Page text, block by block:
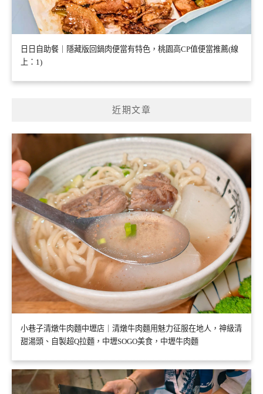
日日自助餐｜隱藏版回鍋肉便當有特色，桃園高CP值便當推薦(線
上：1)
近期文章
小巷子清燉牛肉麵中壢店｜清燉牛肉麵用魅力征服在地人，神級清
甜湯頭、自製超Q拉麵，中壢SOGO美食，中壢牛肉麵